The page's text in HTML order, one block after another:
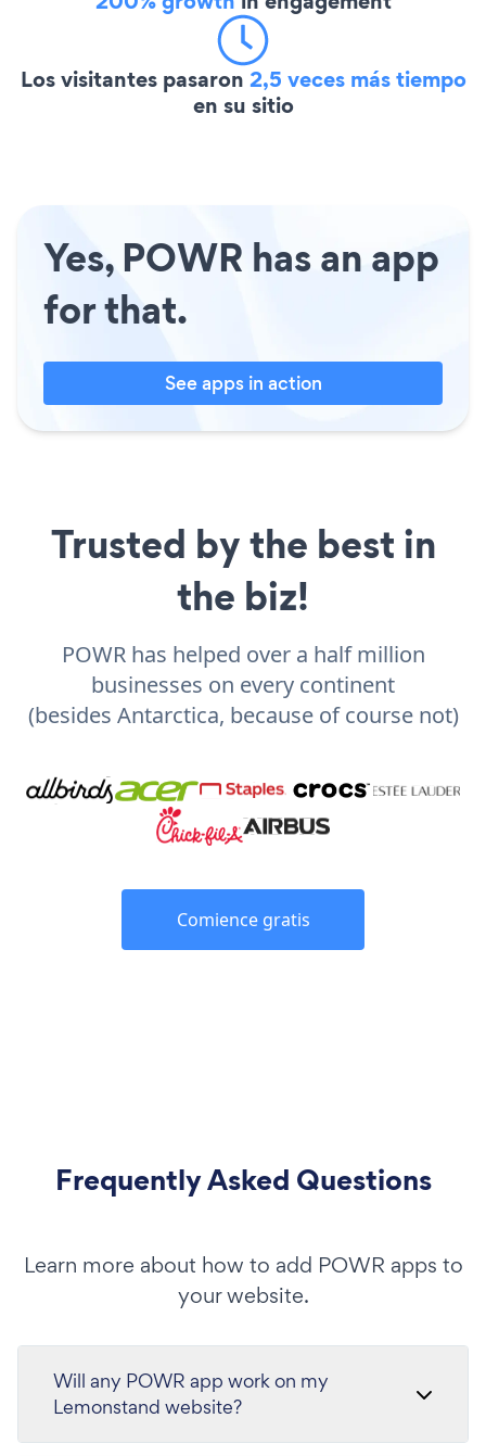
Los visitantes pasaron 2,5 veces más tiempo
en su sitio
Yes, POWR has an app
for that.
See apps in action
Trusted by the best in
the biz!
POWR has helped over a half million
businesses on every continent
(besides Antarctica, because of course not)
Comience gratis
Frequently Asked Questions
Learn more about how to add POWR apps to
your website.
Will any POWR app work on my
Lemonstand website?